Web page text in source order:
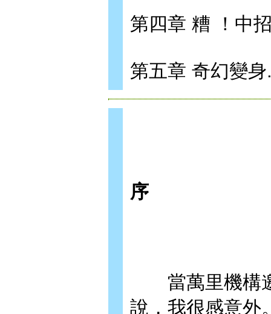
第四章 糟 ！中
第五章 奇幻變
序
當萬里機構邀
說，我很感意外